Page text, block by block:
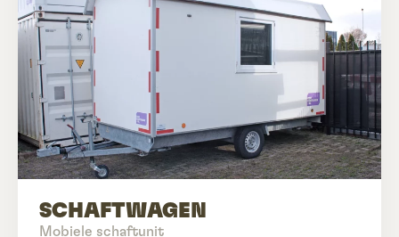
SCHAFTWAGEN
Mobiele schaftunit